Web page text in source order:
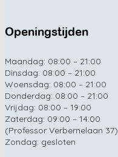
Openingstijden
Maandag: 08:00 – 21:00
Dinsdag: 08:00 – 21:00
Woensdag: 08:00 – 21:00
Donderdag: 08:00 – 21:00
Vrijdag: 08:00 – 19:00
Zaterdag: 09:00 – 14:00
(Professor Verbernelaan 37)
Zondag: gesloten